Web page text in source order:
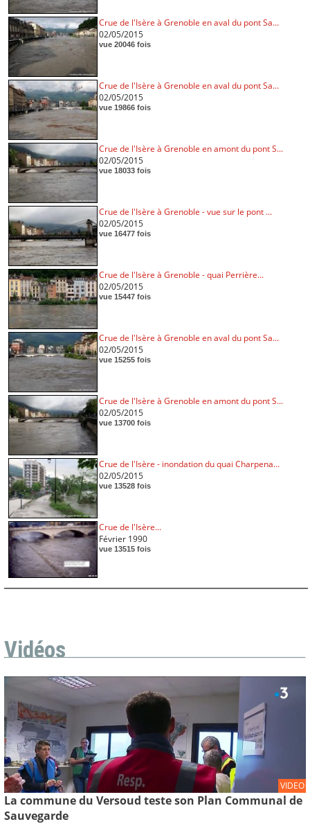
Crue de l'Isère à Grenoble en aval du pont Sa...
02/05/2015
vue 20046 fois
Crue de l'Isère à Grenoble en aval du pont Sa...
02/05/2015
vue 19866 fois
Crue de l'Isère à Grenoble en amont du pont S...
02/05/2015
vue 18033 fois
Crue de l'Isère à Grenoble - vue sur le pont ...
02/05/2015
vue 16477 fois
Crue de l'Isère à Grenoble - quai Perrière...
02/05/2015
vue 15447 fois
Crue de l'Isère à Grenoble en aval du pont Sa...
02/05/2015
vue 15255 fois
Crue de l'Isère à Grenoble en amont du pont S...
02/05/2015
vue 13700 fois
Crue de l'Isère - inondation du quai Charpena...
02/05/2015
vue 13528 fois
Crue de l'Isère...
Février 1990
vue 13515 fois
Vidéos
VIDEO
La commune du Versoud teste son Plan Communal de
Sauvegarde